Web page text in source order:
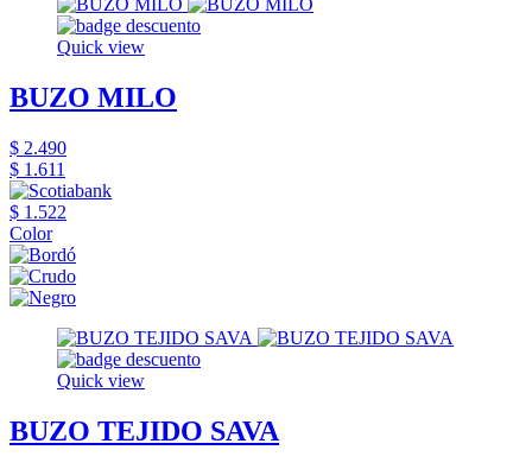
Quick view
BUZO MILO
$ 2.490
$ 1.611
$ 1.522
Color
Quick view
BUZO TEJIDO SAVA